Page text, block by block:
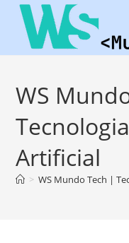
WS
Artificial
> WS Mundo Tech |